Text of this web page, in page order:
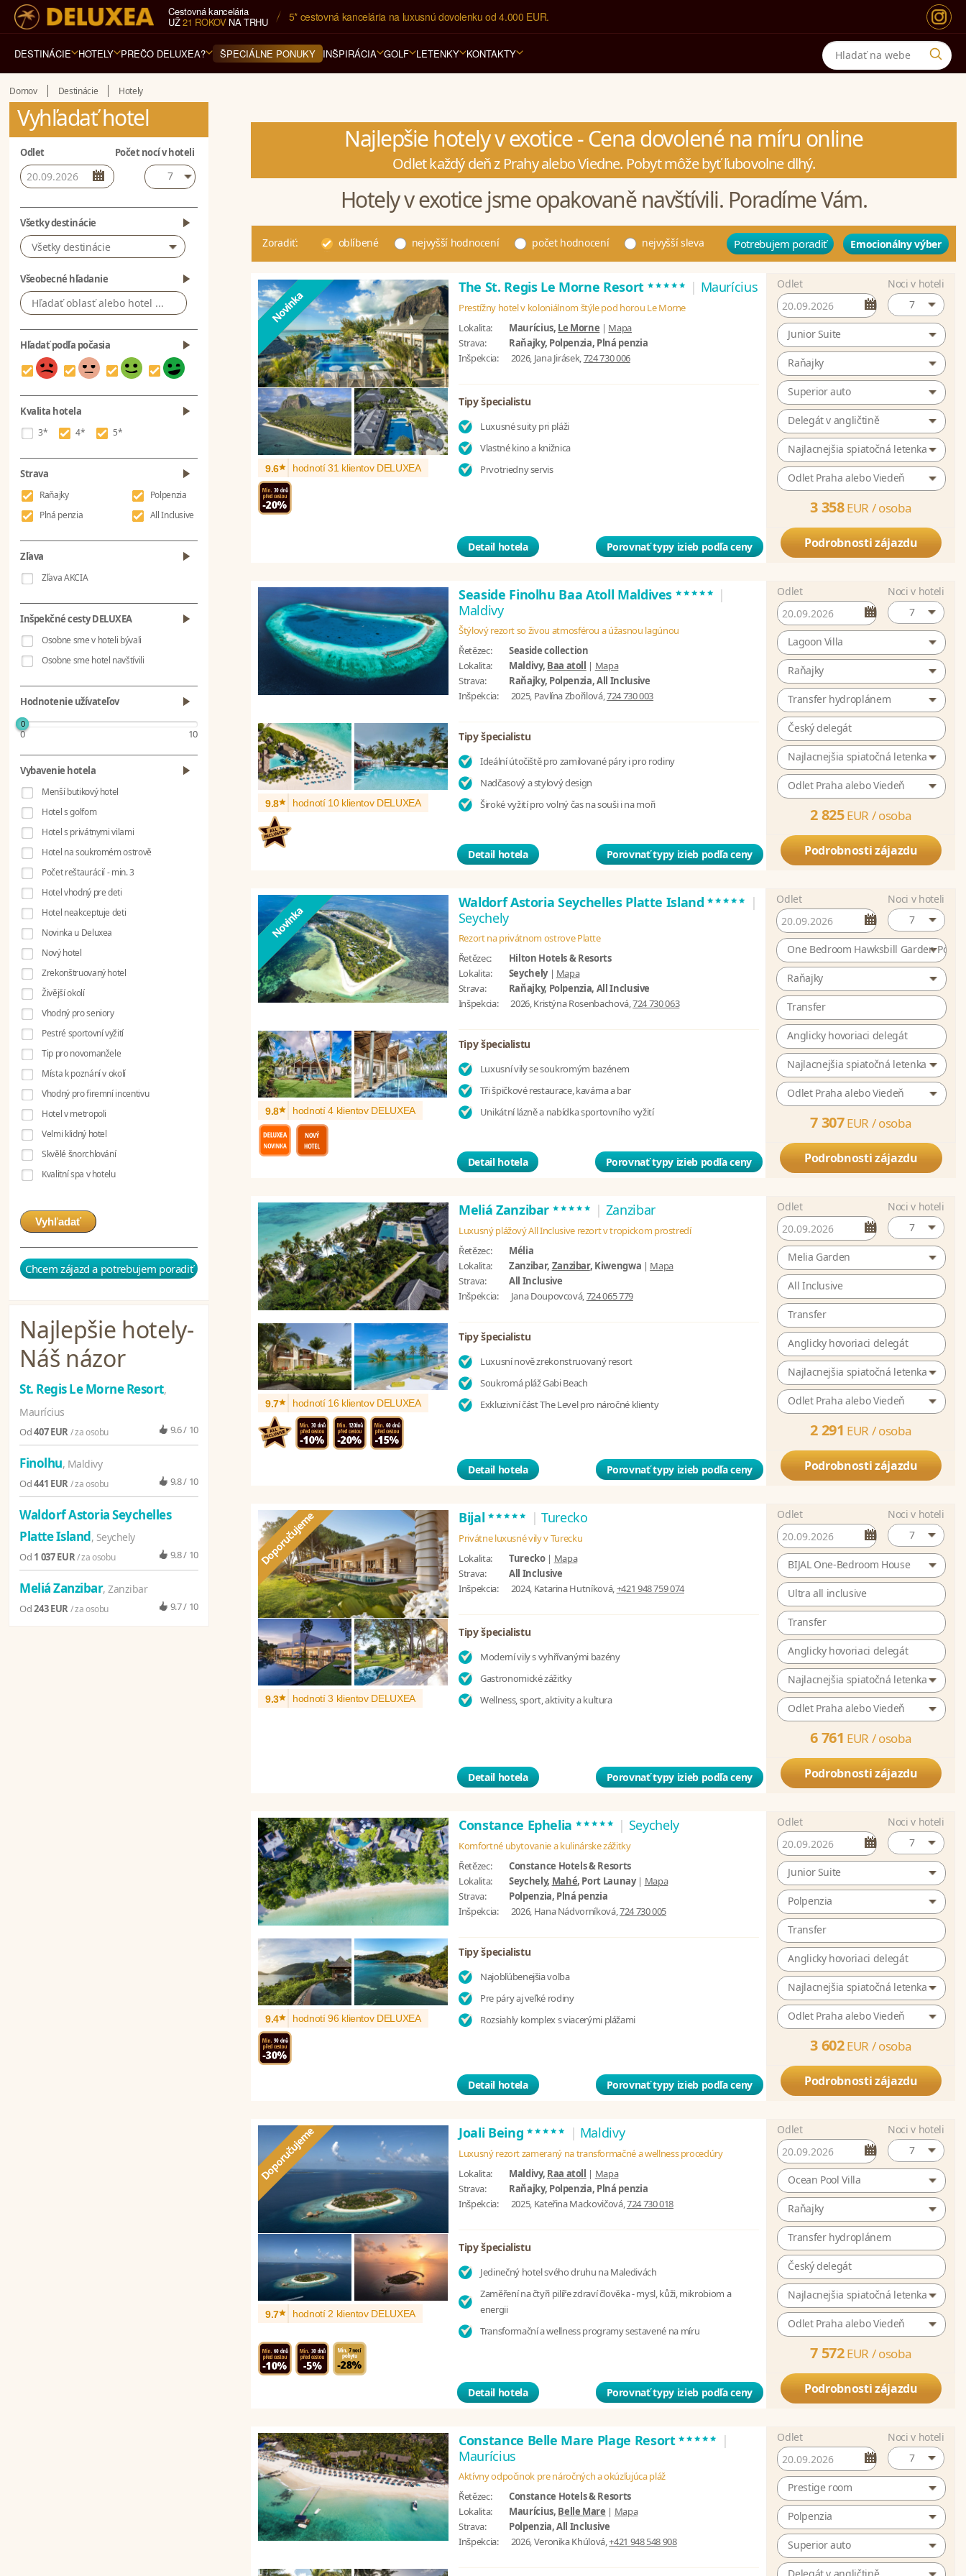
Cestovná kancelária
UŽ21 ROKOVNA TRHU 5* cestovná kancelária na luxusnú dovolenku od 4.000 EUR.
DESTINÁCIE HOTELY PREČO DELUXEA? ŠPECIÁLNE PONUKY INŠPIRÁCIA GOLF LETENKY KONTAKTY
Domov Destinácie Hotely
Vyhľadať hotel
Odlet Počet nocí v hoteli
7
Všetky destinácie
Všetky destinácie
Všeobecné hľadanie
Hľadať podľa počasia
Kvalita hotela
3* 4* 5*
Strava
Raňajky
Plná penzia
Polpenzia
All Inclusive
Zľava
Zľava AKCIA
Inšpekčné cesty DELUXEA
Osobne sme v hoteli bývali
Osobne sme hotel navštívili
Hodnotenie užívateľov
0
0 10
Vybavenie hotela
Menší butikový hotel
Hotel s golfom
Hotel s privátnymi vilami
Hotel na soukromém ostrově
Počet reštaurácií - min. 3
Hotel vhodný pre deti
Hotel neakceptuje deti
Novinka u Deluxea
Nový hotel
Zrekonštruovaný hotel
Živější okolí
Vhodný pro seniory
Pestré sportovní vyžití
Tip pro novomanžele
Místa k poznání v okolí
Vhodný pro firemní incentivu
Hotel v metropoli
Velmi klidný hotel
Skvělé šnorchlování
Kvalitní spa v hotelu
Vyhľadať
Chcem zájazd a potrebujem poradiť
Najlepšie hotely-
Náš názor
St. Regis Le Morne Resort,
Maurícius
Od407 EUR/ za osobu 9.6 / 10
Finolhu, Maldivy
Od441 EUR/ za osobu 9.8 / 10
Waldorf Astoria Seychelles
Platte Island, Seychely
Od 1 037 EUR/ za osobu 9.8 / 10
Meliá Zanzibar, Zanzibar
Od243 EUR/ za osobu 9.7 / 10
Najlepšie hotely v exotice - Cena dovolené na míru online
Odlet každý deň z Prahy alebo Viedne. Pobyt môže byť ľubovolne dlhý.
Hotely v exotice jsme opakovaně navštívili. Poradíme Vám.
Zoradiť: oblíbené nejvyšší hodnocení počet hodnocení nejvyšší sleva Potrebujem poradiť Emocionálny výber
The St. Regis Le Morne Resort ***** | Maurícius
Prestížny hotel v koloniálnom štýle pod horou Le Morne
Lokalita:
Maurícius, Le Morne | Mapa
Strava:
Raňajky, Polpenzia, Plná penzia
Inšpekcia:
2026, Jana Jirásek,724 730 006
9.6* hodnotí 31 klientov DELUXEA
Tipy špecialistu
Luxusné suity pri pláži
Vlastné kino a knižnica
Prvotriedny servis
Detail hotela Porovnať typy izieb podľa ceny
Odlet
Noci v hoteli
7
Junior Suite
Raňajky
Superior auto
Delegát v angličtině
Najlacnejšia spiatočná letenka
Odlet Praha alebo Viedeň
3 358EUR /osoba
Podrobnosti zájazdu
Seaside Finolhu Baa Atoll Maldives ***** |
Maldivy
Štýlový rezort so živou atmosférou a úžasnou lagúnou
Řetězec:
Seaside collection
Lokalita:
Maldivy, Baa atoll | Mapa
Strava:
Raňajky, Polpenzia, All Inclusive
Inšpekcia:
2025, Pavlína Zbořilová,724 730 003
9.8* hodnotí 10 klientov DELUXEA
Tipy špecialistu
Ideální útočiště pro zamilované páry i pro rodiny
Nadčasový a stylový design
Široké vyžití pro volný čas na souši i na moři
Detail hotela Porovnať typy izieb podľa ceny
Odlet
Noci v hoteli
7
Lagoon Villa
Raňajky
Transfer hydroplánem
Český delegát
Najlacnejšia spiatočná letenka
Odlet Praha alebo Viedeň
2 825EUR /osoba
Podrobnosti zájazdu
Waldorf Astoria Seychelles Platte Island***** |
Seychely
Rezort na privátnom ostrove Platte
Řetězec:
Hilton Hotels & Resorts
Lokalita:
Seychely| Mapa
Strava:
Raňajky, Polpenzia, All Inclusive
Inšpekcia:
2026, Kristýna Rosenbachová,724 730 063
9.8* hodnotí 4 klientov DELUXEA
Tipy špecialistu
Luxusní vily se soukromým bazénem
Tři špičkové restaurace, kavárna a bar
Unikátní lázně a nabídka sportovního vyžití
Detail hotela Porovnať typy izieb podľa ceny
Odlet
Noci v hoteli
7
One Bedroom Hawksbill Garden Pool
Raňajky
Transfer
Anglicky hovoriaci delegát
Najlacnejšia spiatočná letenka
Odlet Praha alebo Viedeň
7 307EUR /osoba
Podrobnosti zájazdu
Meliá Zanzibar ***** | Zanzibar
Luxusný plážový All Inclusive rezort v tropickom prostredí
Řetězec:
Mélia
Lokalita:
Zanzibar, Zanzibar, Kiwengwa | Mapa
Strava:
All Inclusive
Inšpekcia:
Jana Doupovcová,724 065 779
9.7* hodnotí 16 klientov DELUXEA
Tipy špecialistu
Luxusní nově zrekonstruovaný resort
Soukromá pláž Gabi Beach
Exkluzivní část The Level pro náročné klienty
Detail hotela Porovnať typy izieb podľa ceny
Odlet
Noci v hoteli
7
Melia Garden
All Inclusive
Transfer
Anglicky hovoriaci delegát
Najlacnejšia spiatočná letenka
Odlet Praha alebo Viedeň
2 291 EUR /osoba
Podrobnosti zájazdu
Bijal***** | Turecko
Privátne luxusné vily v Turecku
Lokalita:
Turecko| Mapa
Strava:
All Inclusive
Inšpekcia:
2024, Katarina Hutníková,+421 948 759 074
9.3* hodnotí 3 klientov DELUXEA
Tipy špecialistu
Moderní vily s vyhřívanými bazény
Gastronomické zážitky
Wellness, sport, aktivity a kultura
Detail hotela Porovnať typy izieb podľa ceny
Odlet
Noci v hoteli
7
BIJAL One-Bedroom House
Ultra all inclusive
Transfer
Anglicky hovoriaci delegát
Najlacnejšia spiatočná letenka
Odlet Praha alebo Viedeň
6 761 EUR /osoba
Podrobnosti zájazdu
Constance Ephelia ***** | Seychely
Komfortné ubytovanie a kulinárske zážitky
Řetězec:
Constance Hotels & Resorts
Lokalita:
Seychely, Mahé, Port Launay| Mapa
Strava:
Polpenzia, Plná penzia
Inšpekcia:
2026, Hana Nádvorníková,724 730 005
9.4* hodnotí 96 klientov DELUXEA
Tipy špecialistu
Najobľúbenejšia voľba
Pre páry aj veľké rodiny
Rozsiahly komplex s viacerými plážami
Detail hotela Porovnať typy izieb podľa ceny
Odlet
Noci v hoteli
7
Junior Suite
Polpenzia
Transfer
Anglicky hovoriaci delegát
Najlacnejšia spiatočná letenka
Odlet Praha alebo Viedeň
3 602EUR /osoba
Podrobnosti zájazdu
Joali Being ***** | Maldivy
Luxusný rezort zameraný na transformačné a wellness procedúry
Lokalita:
Maldivy, Raa atoll | Mapa
Strava:
Raňajky, Polpenzia, Plná penzia
Inšpekcia:
2025, Kateřina Mackovičová,724 730 018
9.7* hodnotí 2 klientov DELUXEA
Tipy špecialistu
Jedinečný hotel svého druhu na Maledivách
Zaměření na čtyři pilíře zdraví člověka - mysl, kůži, mikrobiom a
energii
Transformační a wellness programy sestavené na míru
Detail hotela Porovnať typy izieb podľa ceny
Odlet
Noci v hoteli
7
Ocean Pool Villa
Raňajky
Transfer hydroplánem
Český delegát
Najlacnejšia spiatočná letenka
Odlet Praha alebo Viedeň
7 572EUR /osoba
Podrobnosti zájazdu
Constance Belle Mare Plage Resort***** |
Maurícius
Aktívny odpočinok pre náročných a okúzľujúca pláž
Řetězec:
Constance Hotels & Resorts
Lokalita:
Maurícius, Belle Mare | Mapa
Strava:
Polpenzia, All Inclusive
Inšpekcia:
2026, Veronika Khúlová,+421 948 548 908
Odlet
Noci v hoteli
7
Prestige room
Polpenzia
Superior auto